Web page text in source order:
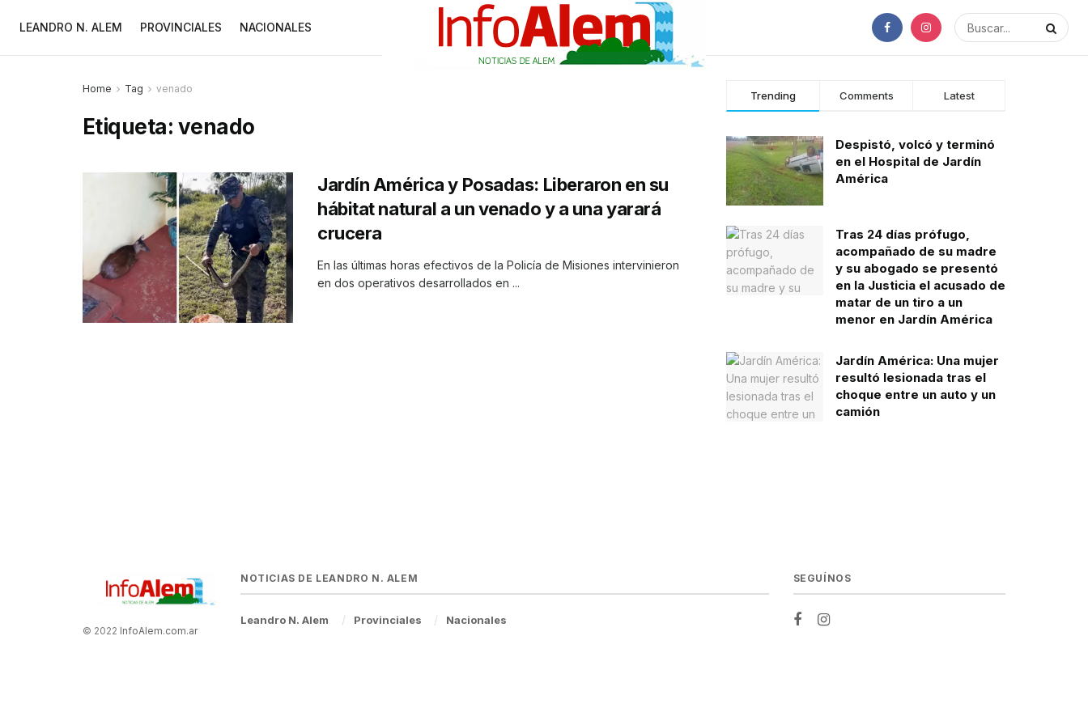
LEANDRO N. ALEM PROVINCIALES NACIONALES
Home Tag venado
Etiqueta: venado
Jardín América y Posadas: Liberaron en su
hábitat natural a un venado y a una yarará
crucera
En las últimas horas efectivos de la Policía de Misiones intervinieron
en dos operativos desarrollados en ...
Trending Comments Latest
Despistó, volcó y terminó
en el Hospital de Jardín
América
Tras 24 días prófugo,
acompañado de su madre
y su abogado se presentó
en la Justicia el acusado de
matar de un tiro a un
menor en Jardín América
Jardín América: Una mujer
resultó lesionada tras el
choque entre un auto y un
camión
© 2022 InfoAlem.com.ar
NOTICIAS DE LEANDRO N. ALEM
Leandro N. Alem Provinciales Nacionales
SEGUÍNOS